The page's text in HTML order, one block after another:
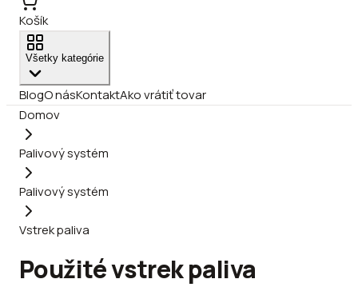
Košík
Všetky kategórie
BlogO násKontaktAko vrátiť tovar
Domov
Palivový systém
Palivový systém
Vstrek paliva
Použité vstrek paliva